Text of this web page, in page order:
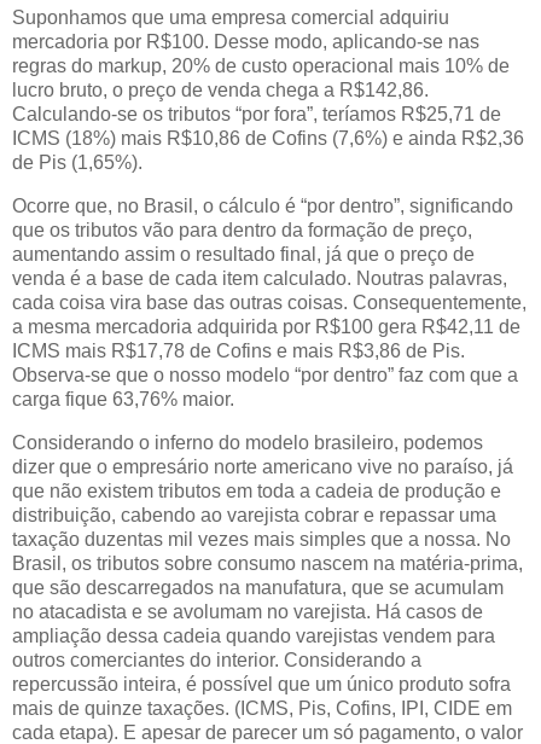
Suponhamos que uma empresa comercial adquiriu
mercadoria por R$100. Desse modo, aplicando-se nas
regras do markup, 20% de custo operacional mais 10% de
lucro bruto, o preço de venda chega a R$142,86.
Calculando-se os tributos “por fora”, teríamos R$25,71 de
ICMS (18%) mais R$10,86 de Cofins (7,6%) e ainda R$2,36
de Pis (1,65%).
Ocorre que, no Brasil, o cálculo é “por dentro”, significando
que os tributos vão para dentro da formação de preço,
aumentando assim o resultado final, já que o preço de
venda é a base de cada item calculado. Noutras palavras,
cada coisa vira base das outras coisas. Consequentemente,
a mesma mercadoria adquirida por R$100 gera R$42,11 de
ICMS mais R$17,78 de Cofins e mais R$3,86 de Pis.
Observa-se que o nosso modelo “por dentro” faz com que a
carga fique 63,76% maior.
Considerando o inferno do modelo brasileiro, podemos
dizer que o empresário norte americano vive no paraíso, já
que não existem tributos em toda a cadeia de produção e
distribuição, cabendo ao varejista cobrar e repassar uma
taxação duzentas mil vezes mais simples que a nossa. No
Brasil, os tributos sobre consumo nascem na matéria-prima,
que são descarregados na manufatura, que se acumulam
no atacadista e se avolumam no varejista. Há casos de
ampliação dessa cadeia quando varejistas vendem para
outros comerciantes do interior. Considerando a
repercussão inteira, é possível que um único produto sofra
mais de quinze taxações. (ICMS, Pis, Cofins, IPI, CIDE em
cada etapa). E apesar de parecer um só pagamento, o valor